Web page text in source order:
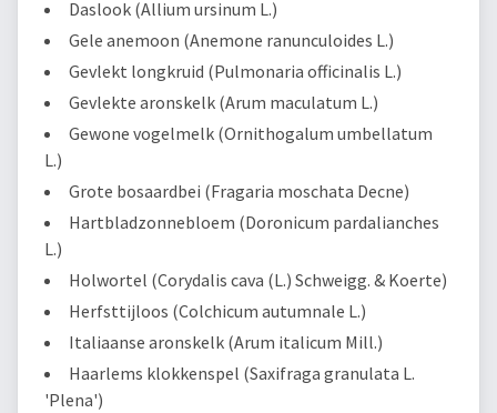
Daslook (Allium ursinum L.)
Gele anemoon (Anemone ranunculoides L.)
Gevlekt longkruid (Pulmonaria officinalis L.)
Gevlekte aronskelk (Arum maculatum L.)
Gewone vogelmelk (Ornithogalum umbellatum
L.)
Grote bosaardbei (Fragaria moschata Decne)
Hartbladzonnebloem (Doronicum pardalianches
L.)
Holwortel (Corydalis cava (L.) Schweigg. & Koerte)
Herfsttijloos (Colchicum autumnale L.)
Italiaanse aronskelk (Arum italicum Mill.)
Haarlems klokkenspel (Saxifraga granulata L.
'Plena')